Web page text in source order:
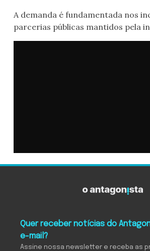
A demanda é fundamentada nos
parcerias públicas mantidos pela
Quer receber notícias do
e-mail?
Assine nossa newsletter e receba as